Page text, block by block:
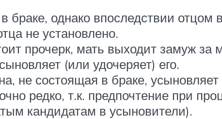
браке, однако впоследствии отцом
не установлено.
прочерк, мать выходит замуж
(или удочеряет) его.
не состоящая в браке, усыновляет
редко, т.к. предпочтение при
кандидатам в усыновители).